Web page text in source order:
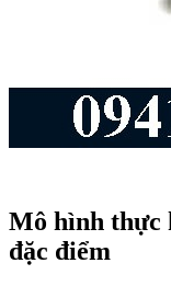
Mô hình thực
đặc điểm